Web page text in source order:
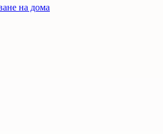
на дома